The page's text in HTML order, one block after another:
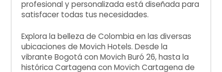
profesional y personalizada está diseñada para
satisfacer todas tus necesidades.
Explora la belleza de Colombia en las diversas
ubicaciones de Movich Hotels. Desde la
vibrante Bogotá con Movich Buró 26, hasta la
histórica Cartagena con Movich Cartagena de